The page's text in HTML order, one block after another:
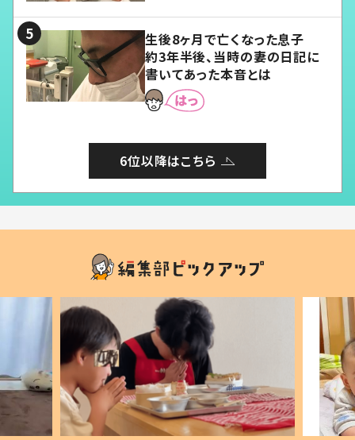
生後8ヶ月で亡くなった息子
約3年半後、当時の妻の日記に
書いてあった本音とは
6位以降はこちら